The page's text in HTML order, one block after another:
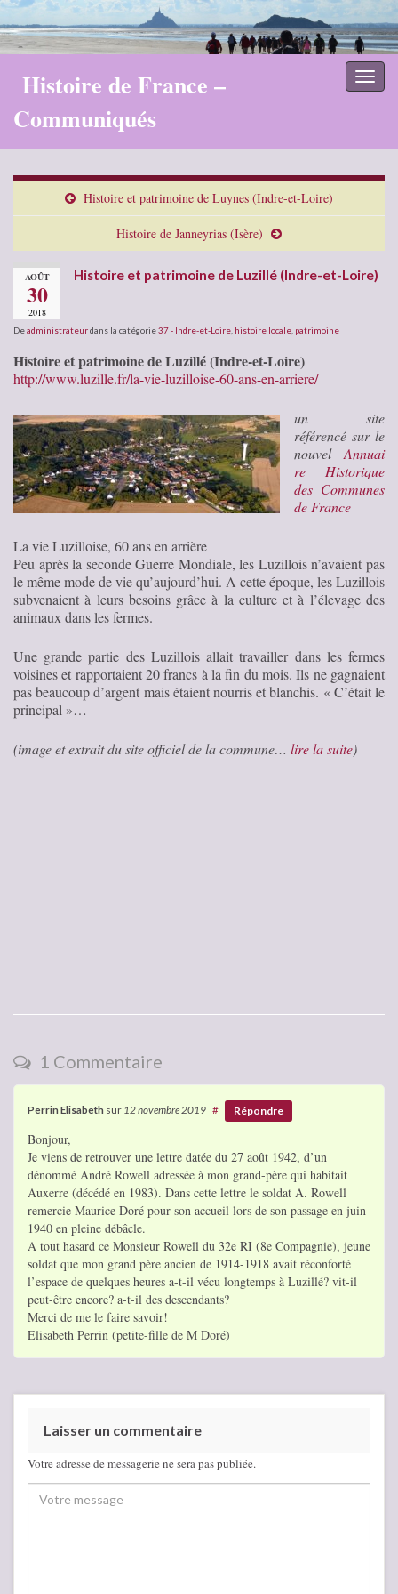
Histoire de France –
Communiqués
Histoire et patrimoine de Luynes (Indre-et-Loire)
Histoire de Janneyrias (Isère)
AOÛT
30
2018
Histoire et patrimoine de Luzillé (Indre-et-Loire)
Deadministrateurdans la catégorie37 - Indre-et-Loire histoire locale patrimoine
Histoire et patrimoine de Luzillé (Indre-et-Loire)
http://www.luzille.fr/la-vie-luzilloise-60-ans-en-arriere/
un site
référencé sur le
nouvel Annuai
re Historique
des Communes
de France
La vie Luzilloise, 60 ans en arrière
Peu après la seconde Guerre Mondiale, les Luzillois n’avaient pas
le même mode de vie qu’aujourd’hui. A cette époque, les Luzillois
subvenaient à leurs besoins grâce à la culture et à l’élevage des
animaux dans les fermes.
Une grande partie des Luzillois allait travailler dans les fermes
voisines et rapportaient 20 francs à la fin du mois. Ils ne gagnaient
pas beaucoup d’argent mais étaient nourris et blanchis. « C’était le
principal »…
(image et extrait du site officiel de la commune… lire la suite)
1 Commentaire
Perrin Elisabeth sur 12 novembre 2019 # Répondre
Bonjour,
Je viens de retrouver une lettre datée du 27 août 1942, d’un
dénommé André Rowell adressée à mon grand-père qui habitait
Auxerre (décédé en 1983). Dans cette lettre le soldat A. Rowell
remercie Maurice Doré pour son accueil lors de son passage en juin
1940 en pleine débâcle.
A tout hasard ce Monsieur Rowell du 32e RI (8e Compagnie), jeune
soldat que mon grand père ancien de 1914-1918 avait réconforté
l’espace de quelques heures a-t-il vécu longtemps à Luzillé? vit-il
peut-être encore? a-t-il des descendants?
Merci de me le faire savoir!
Elisabeth Perrin (petite-fille de M Doré)
Laisser un commentaire
Votre adresse de messagerie ne sera pas publiée.